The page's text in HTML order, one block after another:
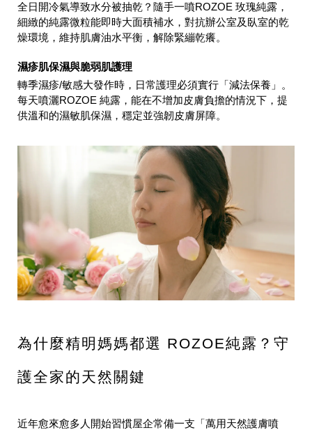
全日開冷氣導致水分被抽乾？隨手一噴ROZOE 玫瑰純露，
細緻的純露微粒能即時大面積補水，對抗辦公室及臥室的乾
燥環境，維持肌膚油水平衡，解除緊繃乾癢。
濕疹肌保濕與脆弱肌護理
轉季濕疹/敏感大發作時，日常護理必須實行「減法保養」。
每天噴灑ROZOE 純露，能在不增加皮膚負擔的情況下，提
供溫和的濕敏肌保濕，穩定並強韌皮膚屏障。
為什麼精明媽媽都選 ROZOE純露？守
護全家的天然關鍵
近年愈來愈多人開始習慣屋企常備一支「萬用天然護膚噴